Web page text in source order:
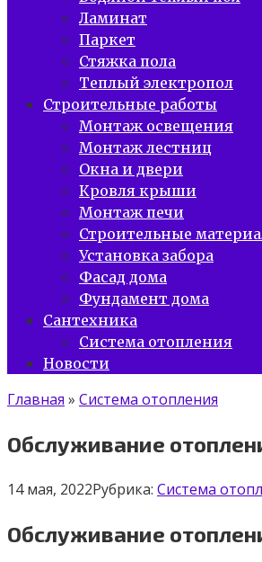
Ламинат
Паркет
Стяжка пола
Теплый электропол
Строительные работы
Монтаж освещения
Монтаж лестниц
Окна и двери
Кровля крыши
Монтаж печи
Строительные
Установка забора
Фасад дома
Фундамент дома
Сантехника
Система отопления
Новости
Главная » Система отопления
Обслуживание
14 мая, 2022Рубрика: Система
Обслуживание